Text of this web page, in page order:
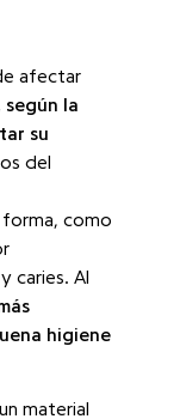
afectar
la
su
del
como
caries. Al
higiene
material